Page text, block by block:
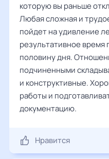
которую вы раньше
Любая сложная и
пойдет на удивление
результативное
половину дня.
подчиненными
и конструктивные.
работы и
документацию.
Нравится